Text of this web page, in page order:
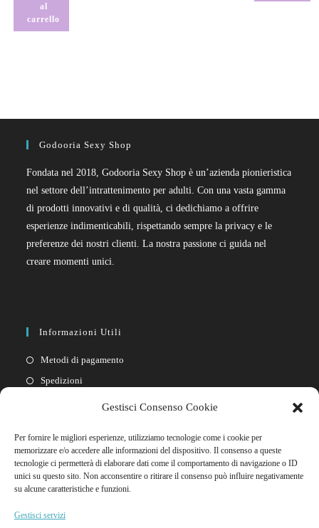
Gestisci Consenso Cookie
Per fornire le migliori esperienze, utilizziamo tecnologie come i cookie per
memorizzare e/o accedere alle informazioni del dispositivo. Il consenso a queste
tecnologie ci permetterà di elaborare dati come il comportamento di navigazione o ID
unici su questo sito. Non acconsentire o ritirare il consenso può influire negativamente
su alcune caratteristiche e funzioni.
Gestisci servizi
al
carrello
Godooria Sexy Shop
Fondata nel 2018, Godooria Sexy Shop è un’azienda pionieristica
nel settore dell’intrattenimento per adulti. Con una vasta gamma
di prodotti innovativi e di qualità, ci dedichiamo a offrire
esperienze indimenticabili, rispettando sempre la privacy e le
preferenze dei nostri clienti. La nostra passione ci guida nel
creare momenti unici.
Informazioni Utili
Metodi di pagamento
Spedizioni
Cookie policy
Link Rapidi